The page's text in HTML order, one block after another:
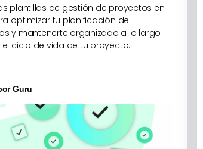
plantillas de gestión de proyectos en
optimizar tu planificación de
y mantenerte organizado a lo largo
ciclo de vida de tu proyecto.
Guru